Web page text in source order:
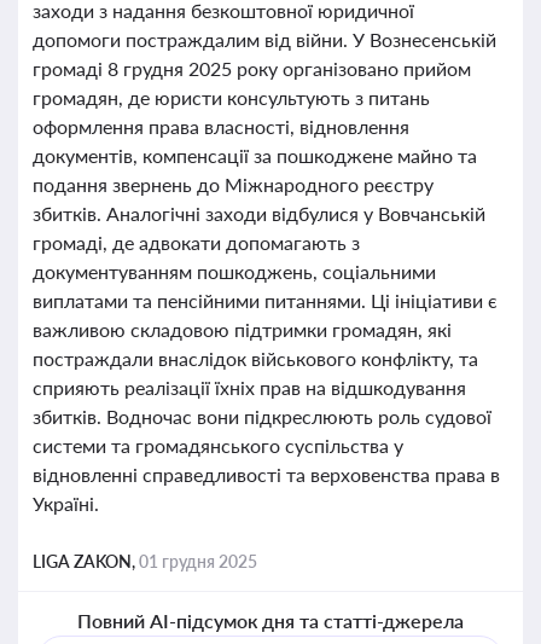
заходи з надання безкоштовної юридичної
допомоги постраждалим від війни. У Вознесенській
громаді 8 грудня 2025 року організовано прийом
громадян, де юристи консультують з питань
оформлення права власності, відновлення
документів, компенсації за пошкоджене майно та
подання звернень до Міжнародного реєстру
збитків. Аналогічні заходи відбулися у Вовчанській
громаді, де адвокати допомагають з
документуванням пошкоджень, соціальними
виплатами та пенсійними питаннями. Ці ініціативи є
важливою складовою підтримки громадян, які
постраждали внаслідок військового конфлікту, та
сприяють реалізації їхніх прав на відшкодування
збитків. Водночас вони підкреслюють роль судової
системи та громадянського суспільства у
відновленні справедливості та верховенства права в
Україні.
LIGA ZAKON,01 грудня 2025
Повний AI-підсумок дня та статті-джерела